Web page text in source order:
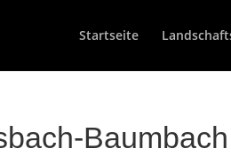
Startseite